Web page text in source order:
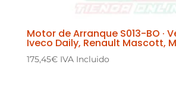
Motor de Arranque S013-BO ·
Iveco Daily, Renault Mascott,
175,45€ IVA Incluido